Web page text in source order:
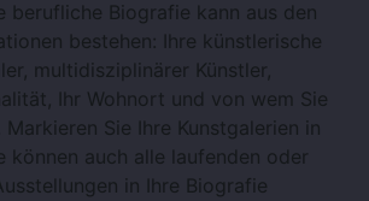
berufliche Biografie kann aus den
bestehen: Ihre künstlerische
multidisziplinärer Künstler,
Ihr Wohnort und von wem Sie
Sie Ihre Kunstgalerien in
können auch alle laufenden oder
in Ihre Biografie